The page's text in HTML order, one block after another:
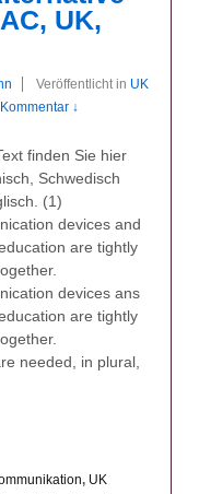
UK,
Veröffentlicht in UK
↓
finden Sie hier
Schwedisch
(1)
devices and
are tightly
devices ans
are tightly
needed, in plural,
, UK